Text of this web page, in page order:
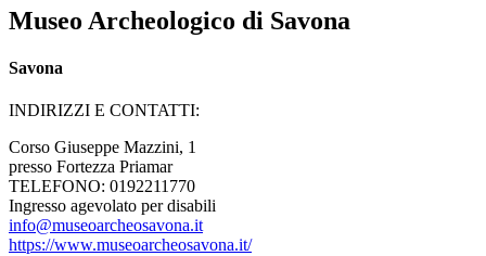
Museo Archeologico di Savona
Savona
INDIRIZZI E CONTATTI:​
Corso Giuseppe Mazzini, 1
presso Fortezza Priamar
TELEFONO: 0192211770
Ingresso agevolato per disabili
info@museoarcheosavona.it
https://www.museoarcheosavona.it/